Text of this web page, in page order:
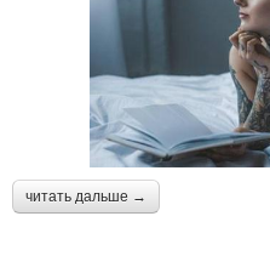
читать дальше →